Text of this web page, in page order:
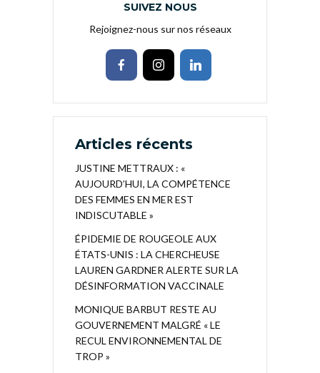
SUIVEZ NOUS
Rejoignez-nous sur nos réseaux
Articles récents
JUSTINE METTRAUX : «
AUJOURD’HUI, LA COMPÉTENCE
DES FEMMES EN MER EST
INDISCUTABLE »
ÉPIDEMIE DE ROUGEOLE AUX
ÉTATS-UNIS : LA CHERCHEUSE
LAUREN GARDNER ALERTE SUR LA
DÉSINFORMATION VACCINALE
MONIQUE BARBUT RESTE AU
GOUVERNEMENT MALGRÉ « LE
RECUL ENVIRONNEMENTAL DE
TROP »